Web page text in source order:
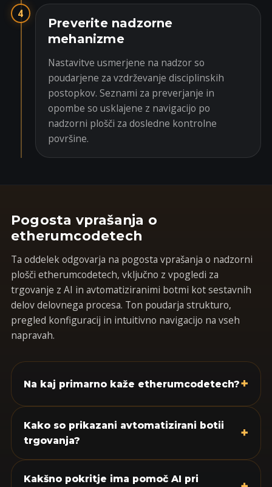
4
Preverite nadzorne
mehanizme
Nastavitve usmerjene na nadzor so
poudarjene za vzdrževanje disciplinskih
postopkov. Seznami za preverjanje in
opombe so usklajene z navigacijo po
nadzorni plošči za dosledne kontrolne
površine.
Pogosta vprašanja o
etherumcodetech
Ta oddelek odgovarja na pogosta vprašanja o nadzorni
plošči etherumcodetech, vključno z vpogledi za
trgovanje z AI in avtomatiziranimi botmi kot sestavnih
delov delovnega procesa. Ton poudarja strukturo,
pregled konfiguracij in intuitivno navigacijo na vseh
napravah.
Na kaj primarno kaže etherumcodetech?+
Kako so prikazani avtomatizirani botii
trgovanja?
+
Kakšno pokritje ima pomoč AI pri